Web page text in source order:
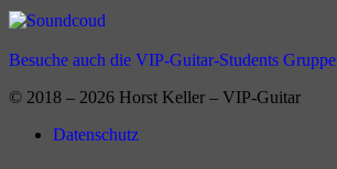
Besuche auch die VIP-Guitar-Students Gruppe
© 2018 – 2026 Horst Keller – VIP-Guitar
Datenschutz